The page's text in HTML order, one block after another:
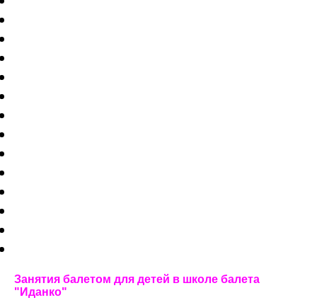
Занятия балетом для детей в школе балета
"Иданко"